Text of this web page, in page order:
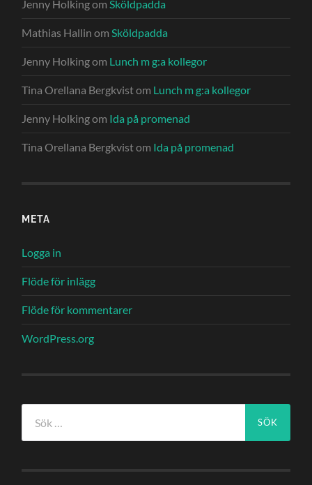
Jenny HolkingomSköldpadda
Mathias Hallin omSköldpadda
Jenny Holkingom Lunch m g:a kollegor
Tina Orellana Bergkvistom Lunch m g:a kollegor
Jenny Holkingom Ida på promenad
Tina Orellana Bergkvistom Ida på promenad
META
Logga in
Flöde för inlägg
Flöde för kommentarer
WordPress.org
efter: